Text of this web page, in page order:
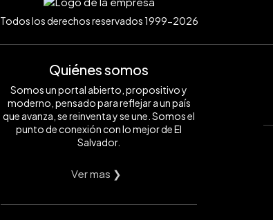
Todos los derechos reservados 1999-2026
Quiénes somos
Somos un portal abierto, propositivo y
moderno, pensado para reflejar a un país
que avanza, se reinventa y se une. Somos el
punto de conexión con lo mejor de El
Salvador.
Ver mas ❯